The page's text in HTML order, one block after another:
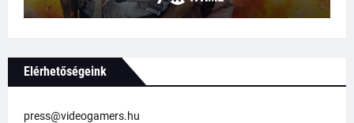
Elérhetőségeink
press@videogamers.hu